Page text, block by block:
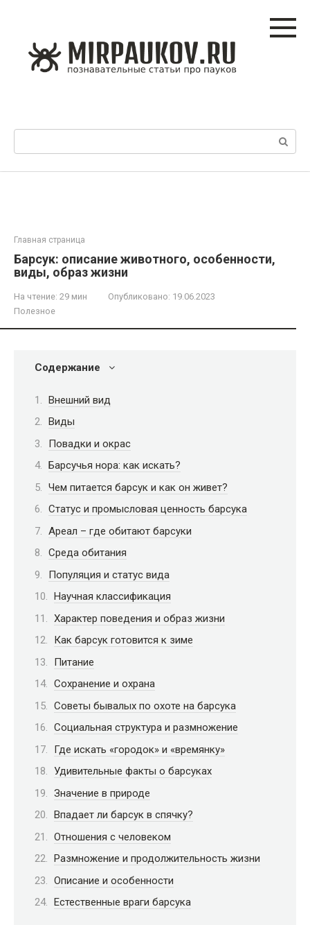
Главная страница
Барсук: описание животного, особенности,
виды, образ жизни
На чтение: 29 мин Опубликовано: 19.06.2023
Полезное
Содержание
Внешний вид
Виды
Повадки и окрас
Барсучья нора: как искать?
Чем питается барсук и как он живет?
Статус и промысловая ценность барсука
Ареал – где обитают барсуки
Среда обитания
Популяция и статус вида
Научная классификация
Характер поведения и образ жизни
Как барсук готовится к зиме
Питание
Сохранение и охрана
Советы бывалых по охоте на барсука
Социальная структура и размножение
Где искать «городок» и «времянку»
Удивительные факты о барсуках
Значение в природе
Впадает ли барсук в спячку?
Отношения с человеком
Размножение и продолжительность жизни
Описание и особенности
Естественные враги барсука